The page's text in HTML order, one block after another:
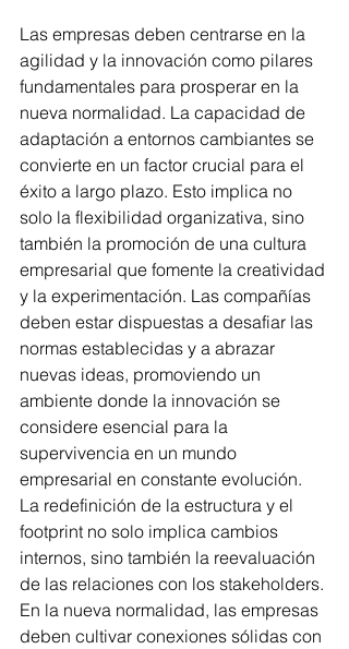
Las empresas deben centrarse en la
agilidad y la innovación como pilares
fundamentales para prosperar en la
nueva normalidad. La capacidad de
adaptación a entornos cambiantes se
convierte en un factor crucial para el
éxito a largo plazo. Esto implica no
solo la flexibilidad organizativa, sino
también la promoción de una cultura
empresarial que fomente la creatividad
y la experimentación. Las compañías
deben estar dispuestas a desafiar las
normas establecidas y a abrazar
nuevas ideas, promoviendo un
ambiente donde la innovación se
considere esencial para la
supervivencia en un mundo
empresarial en constante evolución.
La redefinición de la estructura y el
footprint no solo implica cambios
internos, sino también la reevaluación
de las relaciones con los stakeholders.
En la nueva normalidad, las empresas
deben cultivar conexiones sólidas con